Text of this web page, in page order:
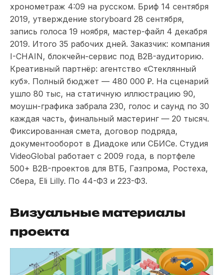
хронометраж 4:09 на русском. Бриф 14 сентября
2019, утверждение storyboard 28 сентября,
запись голоса 19 ноября, мастер-файл 4 декабря
2019. Итого 35 рабочих дней. Заказчик: компания
I-CHAIN, блокчейн-сервис под B2B-аудиторию.
Креативный партнёр: агентство «Стеклянный
куб». Полный бюджет — 480 000 ₽. На сценарий
ушло 80 тыс, на статичную иллюстрацию 90,
моушн-графика забрала 230, голос и саунд по 30
каждая часть, финальный мастеринг — 20 тысяч.
Фиксированная смета, договор подряда,
документооборот в Диадоке или СБИСе. Студия
VideoGlobal работает с 2009 года, в портфеле
500+ B2B-проектов для ВТБ, Газпрома, Ростеха,
Сбера, Eli Lilly. По 44-ФЗ и 223-ФЗ.
Визуальные материалы
проекта